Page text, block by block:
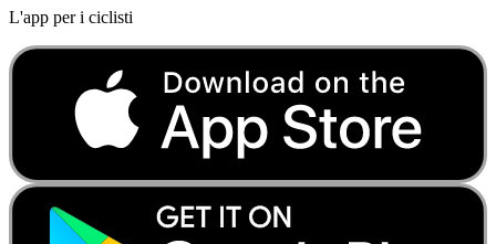
L'app per i ciclisti